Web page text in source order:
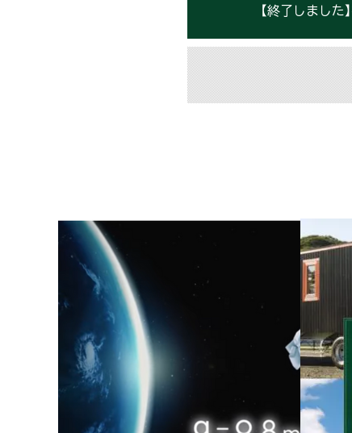
【終了しました】初夏